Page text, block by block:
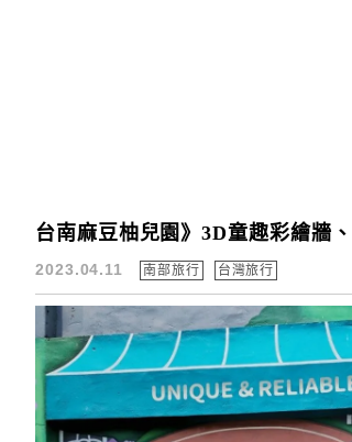
台南麻豆柚兒園》3D童趣彩繪牆
2023.04.11 南部旅行 台灣旅行